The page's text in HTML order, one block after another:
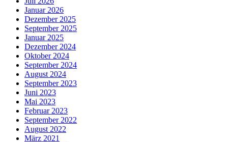
Januar 2026
Dezember 2025
September 2025
Januar 2025
Dezember 2024
Oktober 2024
September 2024
August 2024
September 2023
Juni 2023
Mai 2023
Februar 2023
September 2022
August 2022
März 2021